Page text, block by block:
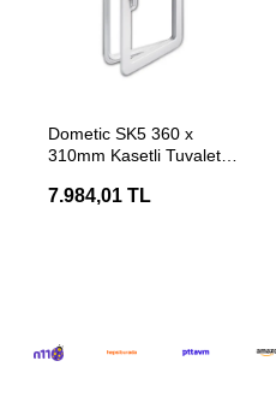
Dometic SK5 360 x
310mm Kasetli Tuvalet
7.984,01 TL